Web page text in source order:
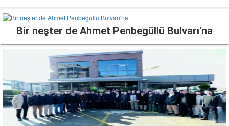
Bir neşter de Ahmet Penbegüllü Bulvarı'na